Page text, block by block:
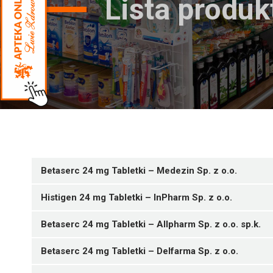
Lista
Betaserc 24 mg Tabletki – Medezin Sp. z o.o.
Histigen 24 mg Tabletki – InPharm Sp. z o.o.
Betaserc 24 mg Tabletki – Allpharm Sp. z o.o. sp.k.
Betaserc 24 mg Tabletki – Delfarma Sp. z o.o.